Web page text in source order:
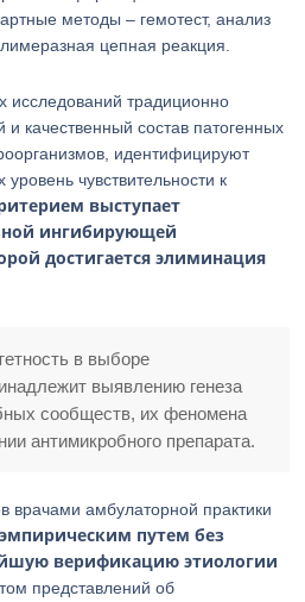
методы – гемотест, анализ
цепная реакция.
исследований традиционно
качественный состав патогенных
идентифицируют
чувствительности к
выступает
ингибирующей
достигается элиминация
в выборе
выявлению генеза
сообществ, их феномена
антимикробного препарата.
врачами амбулаторной практики
путем без
верификацию этиологии
представлений об